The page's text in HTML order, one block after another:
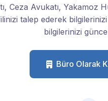
Ceza Avukatı, Yakamoz
talep ederek
bilgilerinizi
Büro Olarak